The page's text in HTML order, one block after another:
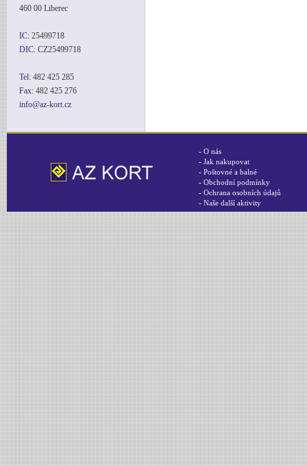
460 00 Liberec
IC: 25499718
DIC: CZ25499718
Tel: 482 425 285
Fax: 482 425 276
info@az-kort.cz
- O nás
- Jak nakupovat
- Poštovné a balné
- Obchodní podmínky
- Ochrana osobních údajů
- Naše další aktivity